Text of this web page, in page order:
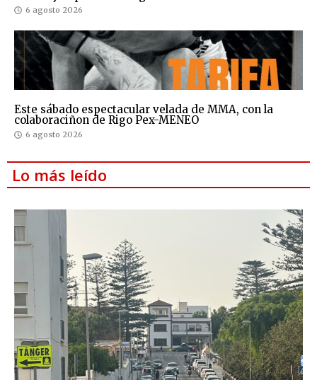
6 agosto 2026
Este sábado espectacular velada de MMA, con la
colaboraciñon de Rigo Pex-MENEO
6 agosto 2026
Lo más leído